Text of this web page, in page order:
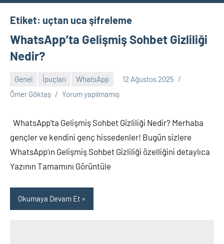
Etiket: uçtan uca şifreleme
WhatsApp’ta Gelişmiş Sohbet Gizliliği
Nedir?
Genel İpuçları WhatsApp
12 Ağustos 2025
Ömer Göktaş
Yorum yapılmamış
WhatsApp’ta Gelişmiş Sohbet Gizliliği Nedir? Merhaba
gençler ve kendini genç hissedenler! Bugün sizlere
WhatsApp’ın Gelişmiş Sohbet Gizliliği özelliğini detaylıca
Yazının Tamamını Görüntüle
Okumaya Devam Et